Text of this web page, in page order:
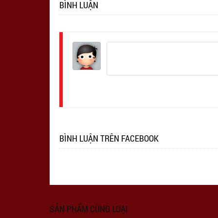
BÌNH LUẬN
BÌNH LUẬN TRÊN FACEBOOK
SẢN PHẨM CÙNG LOẠI